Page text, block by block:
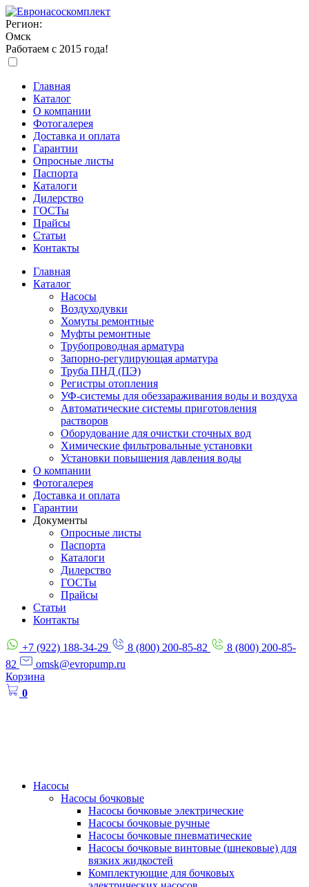
Регион:
Омск
Работаем с 2015 года!
Главная
Каталог
О компании
Фотогалерея
Доставка и оплата
Гарантии
Опросные листы
Паспорта
Каталоги
Дилерство
ГОСТы
Прайсы
Статьи
Контакты
Главная
Каталог
Насосы
Воздуходувки
Хомуты ремонтные
Муфты ремонтные
Трубопроводная арматура
Запорно-регулирующая арматура
Труба ПНД (ПЭ)
Регистры отопления
УФ-системы для обеззараживания воды и воздуха
Автоматические системы приготовления
растворов
Оборудование для очистки сточных вод
Химические фильтровальные установки
Установки повышения давления воды
О компании
Фотогалерея
Доставка и оплата
Гарантии
Документы
Опросные листы
Паспорта
Каталоги
Дилерство
ГОСТы
Прайсы
Статьи
Контакты
+7 (922) 188-34-29 8 (800) 200-85-82
8 (800) 200-85-
82
omsk@evropump.ru
Корзина
0
Насосы
Насосы бочковые
Насосы бочковые электрические
Насосы бочковые ручные
Насосы бочковые пневматические
Насосы бочковые винтовые (шнековые) для
вязких жидкостей
Комплектующие для бочковых